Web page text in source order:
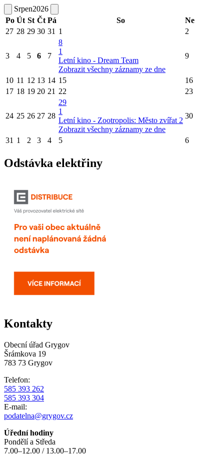
Srpen2026
Po Út St Čt Pá So
Ne
27 28 29 30 31 1 2
3 4 5 6 7
8
1
Letní kino - Dream Team
Zobrazit všechny záznamy ze dne
9
10 11 12 13 14 15
16
17 18 19 20 21 22 23
24 25 26 27 28
29
1
Letní kino - Zootropolis: Město zvířat 2
Zobrazit všechny záznamy ze dne
30
31 1 2 3 4 5 6
Odstávka elektřiny
Kontakty
Obecní úřad Grygov
Šrámkova 19
783 73 Grygov
Telefon:
585 393 262
585 393 304
E-mail:
podatelna@grygov.cz
Úřední hodiny
Pondělí a Středa
7.00–12.00 / 13.00–17.00